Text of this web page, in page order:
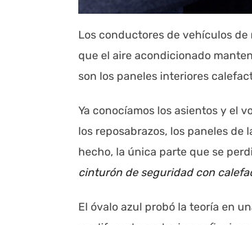
Los conductores de vehículos
que el aire acondicionado
son los paneles interiores
Ya conocíamos los asientos y el
los reposabrazos, los paneles de
hecho, la única parte que se
cinturón de seguridad con
El óvalo azul probó la teoría en